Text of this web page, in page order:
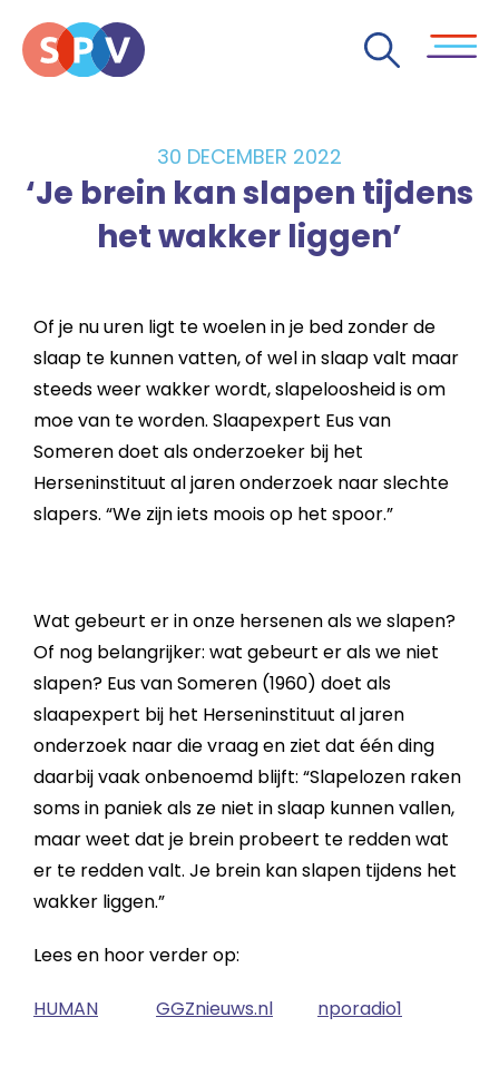
30 DECEMBER 2022
‘Je brein kan slapen tijdens
het wakker liggen’
Of je nu uren ligt te woelen in je bed zonder de
slaap te kunnen vatten, of wel in slaap valt maar
steeds weer wakker wordt, slapeloosheid is om
moe van te worden. Slaapexpert Eus van
Someren doet als onderzoeker bij het
Herseninstituut al jaren onderzoek naar slechte
slapers. “We zijn iets moois op het spoor.”
Wat gebeurt er in onze hersenen als we slapen?
Of nog belangrijker: wat gebeurt er als we niet
slapen? Eus van Someren (1960) doet als
slaapexpert bij het Herseninstituut al jaren
onderzoek naar die vraag en ziet dat één ding
daarbij vaak onbenoemd blijft: “Slapelozen raken
soms in paniek als ze niet in slaap kunnen vallen,
maar weet dat je brein probeert te redden wat
er te redden valt. Je brein kan slapen tijdens het
wakker liggen.”
Lees en hoor verder op:
HUMAN GGZnieuws.nl nporadio1